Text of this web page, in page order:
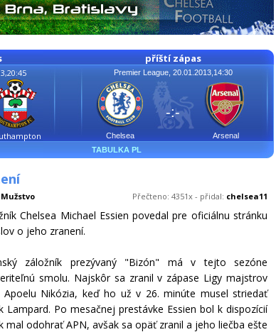
příští zápas
Premier League, 20.01.2013,14:30
Chelsea Arsenal
-:-
TABULKA PL
Mužstvo Přečteno: 4351x - přidal: chelsea11
Chelsea Michael Essien povedal pre oficiálnu stránku
o jeho zranení.
záložník prezývaný "Bizón" má v tejto sezóne
smolu. Najskôr sa zranil v zápase Ligy majstrov
Apoelu Nikózia, keď ho už v 26. minúte musel striedať
Lampard. Po mesačnej prestávke Essien bol k dispozícií
mal odohrať APN, avšak sa opäť zranil a jeho liečba ešte